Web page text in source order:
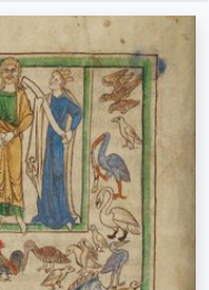
de scène – bijv. groene
abstract met veel rood, donker
staand naakt naast
een boom.